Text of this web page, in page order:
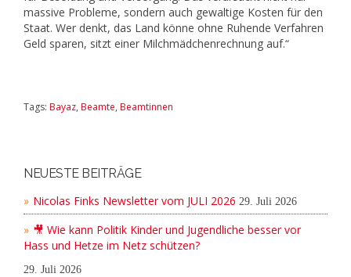
massive Probleme, sondern auch gewaltige Kosten für den
Staat. Wer denkt, das Land könne ohne Ruhende Verfahren
Geld sparen, sitzt einer Milchmädchenrechnung auf.“
Tags: Bayaz, Beamte, Beamtinnen
NEUESTE BEITRÄGE
Nicolas Finks Newsletter vom JULI 2026 29. Juli 2026
🎥 Wie kann Politik Kinder und Jugendliche besser vor
Hass und Hetze im Netz schützen?
29. Juli 2026